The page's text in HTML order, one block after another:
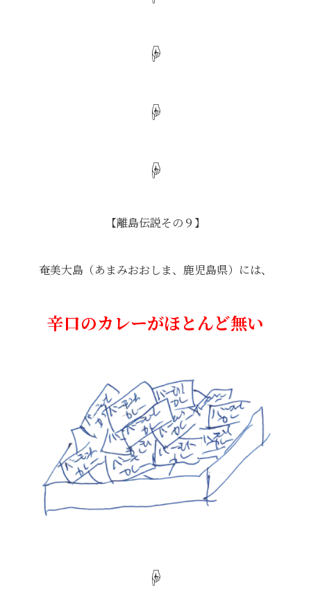
☟
☟
☟
【離島伝説その９】
奄美大島（あまみおおしま、鹿児島県）には、
辛口のカレーがほとんど無い
☟